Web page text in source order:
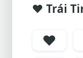
❤ Trái
❤